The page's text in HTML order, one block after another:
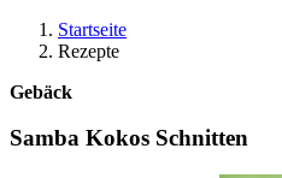
Startseite
Rezepte
Gebäck
Samba Kokos Schnitten